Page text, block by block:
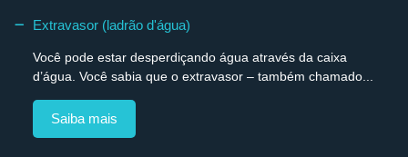
Extravasor (ladrão d'água)
Você pode estar desperdiçando água através da caixa
d’água. Você sabia que o extravasor – também chamado...
Saiba mais